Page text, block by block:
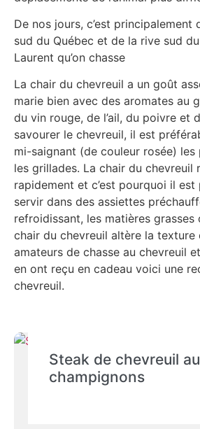
De nos jours, c’est principalement
sud du Québec et de la rive sud
Laurent qu’on chasse
La chair du chevreuil a un goût
marie bien avec des aromates au
du vin rouge, de l’ail, du poivre et
savourer le chevreuil, il est
mi-saignant (de couleur rosée) les
les grillades. La chair du chevreuil
rapidement et c’est pourquoi il
servir dans des assiettes
refroidissant, les matières grasses
chair du chevreuil altère la texture
amateurs de chasse au chevreuil
en ont reçu en cadeau voici une
chevreuil.
Steak de chevreuil
champignons